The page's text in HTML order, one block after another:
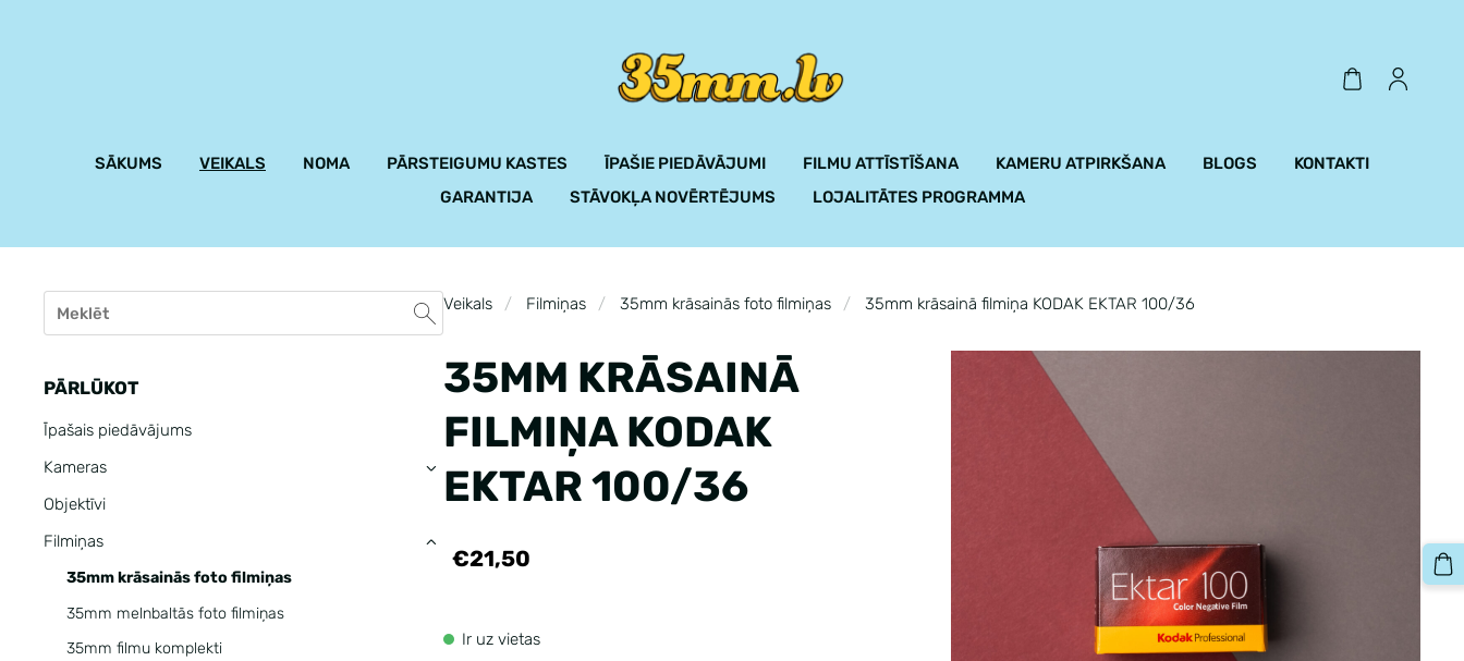
SĀKUMS VEIKALS NOMA PĀRSTEIGUMU KASTES ĪPAŠIE PIEDĀVĀJUMI FILMU ATTĪSTĪŠANA KAMERU ATPIRKŠANA BLOGS
KONTAKTI
GARANTIJA
STĀVOKĻA NOVĒRTĒJUMS LOJALITĀTES PROGRAMMA
PĀRLŪKOT
Īpašais piedāvājums
Kameras
›
Objektīvi
Filmiņas
35mm krāsainās foto filmiņas
35mm melnbaltās foto filmiņas
35mm filmu komplekti
›
Veikals Filmiņas 35mm krāsainās foto filmiņas 35mm krāsainā filmiņa KODAK EKTAR 100/36
35MM KRĀSAINĀ
FILMIŅA KODAK
EKTAR 100/36
€21,50
Ir uz vietas